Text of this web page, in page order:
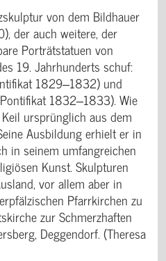
von dem Bildhauer
der auch weitere, der
Porträtstatuen von
19. Jahrhunderts schuf:
1829‒1832) und
1832‒1833). Wie
ursprünglich aus dem
Ausbildung erhielt er in
in seinem umfangreichen
Kunst. Skulpturen
vor allem aber in
Pfarrkirchen zu
zur Schmerzhaften
Deggendorf. (Theresa